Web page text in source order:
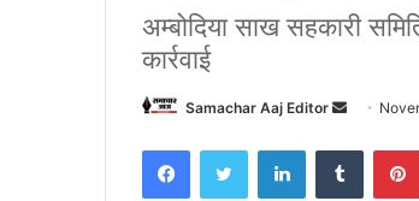
अम्बोदिया साख सहकारी
कार्रवाई
Samachar Aaj Editor
Send
FacebookTwitter LinkedInTumblr